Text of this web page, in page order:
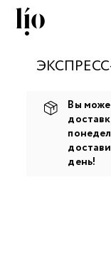
Вы
день!